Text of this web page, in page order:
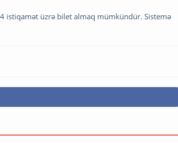
istiqamət üzrə bilet almaq mümkündür. Sistemə